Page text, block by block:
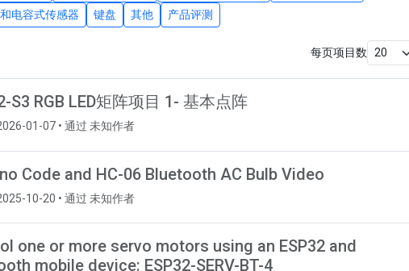
电容式传感器 键盘 其他 产品评测
每页项目数
S3 RGB LED矩阵项目 1- 基本点阵
01-07 • 通过 未知作者
Code and HC-06 Bluetooth AC Bulb Video
10-20 • 通过 未知作者
one or more servo motors using an ESP32 and
mobile device: ESP32-SERV-BT-4